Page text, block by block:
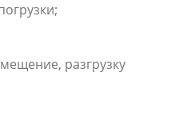
разгрузку